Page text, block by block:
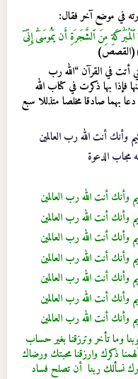
في موضع آخر فقال:
ٱلْمُبَٰرَكَةِ مِنَ ٱلشَّجَرَةِ أَن يَٰمُوسَىٰٓ إِنِّىٓ
أتت في القرآن “الله رب
بها ذكرت في كتاب الله
بهما صادقا مخلصا متذللا سبع
وأنك أنت الله رب العالمين
مجاب الدعوة
وأنك أنت الله رب العالمين
وأنك أنت الله رب العالمين
وأنك أنت الله رب العالمين
وأنك أنت الله رب العالمين
وأنك أنت الله رب العالمين
وأنك أنت الله رب العالمين
وأنك أنت الله رب العالمين
وما تأخر وترزقنا بغير حساب
ذكرك وارزقنا محبتك ورضاك
نسألك ربنا أن تصلح فساد